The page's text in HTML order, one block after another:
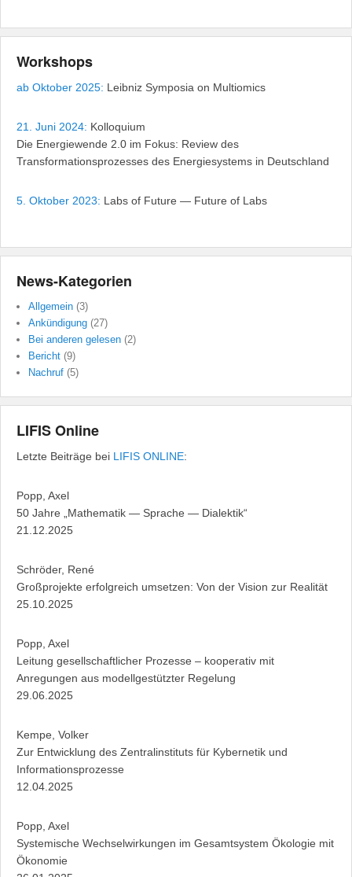
Workshops
ab Oktober 2025: Leibniz Symposia on Multiomics
21. Juni 2024: Kolloquium
Die Energiewende 2.0 im Fokus: Review des
Transformationsprozesses des Energiesystems in Deutschland
5. Oktober 2023: Labs of Future — Future of Labs
News-Kategorien
Allgemein (3)
Ankündigung (27)
Bei anderen gelesen (2)
Bericht (9)
Nachruf (5)
LIFIS Online
Letzte Beiträge bei LIFIS ONLINE:
Popp, Axel
50 Jahre „Mathematik — Sprache — Dialektik“
21.12.2025
Schröder, René
Großprojekte erfolgreich umsetzen: Von der Vision zur Realität
25.10.2025
Popp, Axel
Leitung gesellschaftlicher Prozesse – kooperativ mit
Anregungen aus modellgestützter Regelung
29.06.2025
Kempe, Volker
Zur Entwicklung des Zentralinstituts für Kybernetik und
Informationsprozesse
12.04.2025
Popp, Axel
Systemische Wechselwirkungen im Gesamtsystem Ökologie mit
Ökonomie